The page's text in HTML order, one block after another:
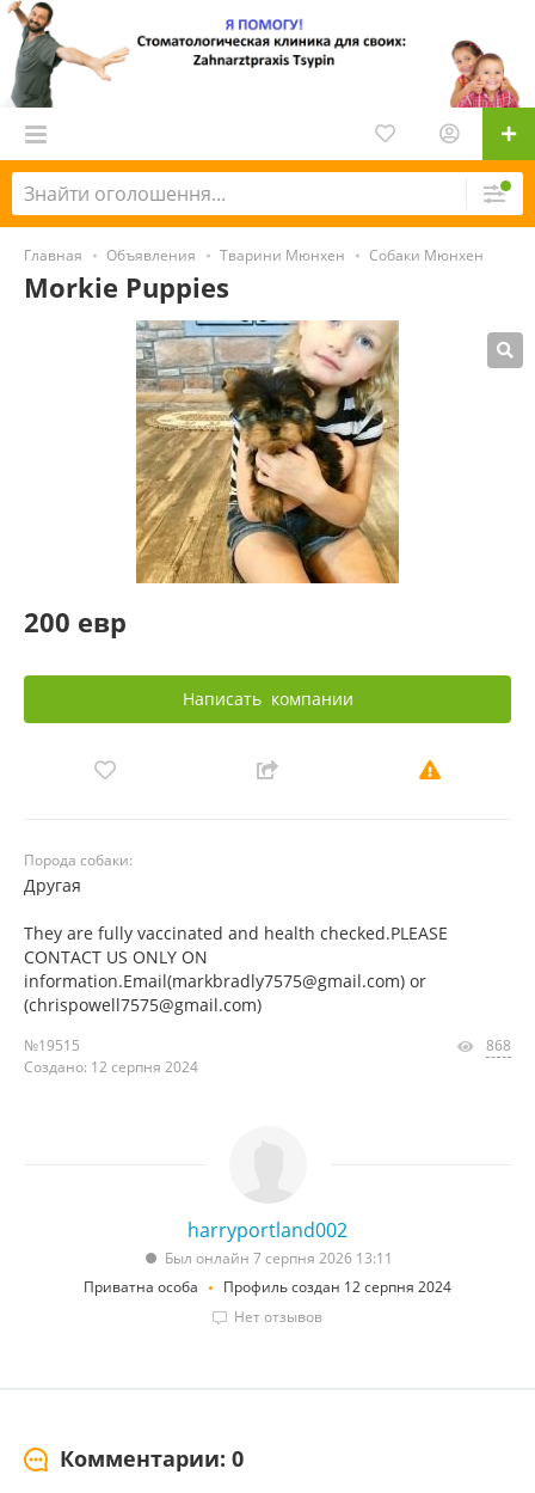
Главная Объявления Тварини Мюнхен Собаки Мюнхен
Morkie Puppies
200 евр
Написать компании
Порода собаки:
Другая
They are fully vaccinated and health checked.PLEASE
CONTACT US ONLY ON
information.Email(markbradly7575@gmail.com) or
(chrispowell7575@gmail.com)
№19515
Создано: 12 серпня 2024
868
harryportland002
Был онлайн 7 серпня 2026 13:11
Приватна особа
Профиль создан 12 серпня 2024
Нет отзывов
Комментарии: 0